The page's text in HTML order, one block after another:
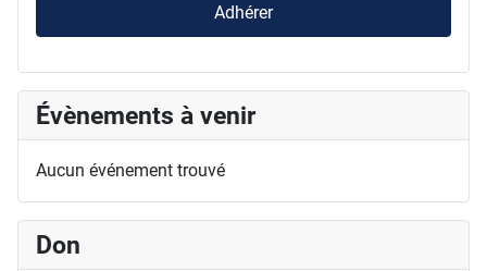
Adhérer
Évènements à venir
Aucun événement trouvé
Don